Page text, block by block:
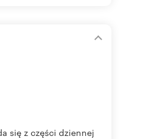
się z części dziennej